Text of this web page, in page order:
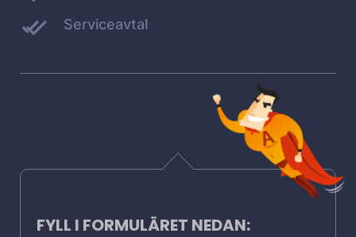
Serviceavtal
FYLL I FORMULÄRET NEDAN: